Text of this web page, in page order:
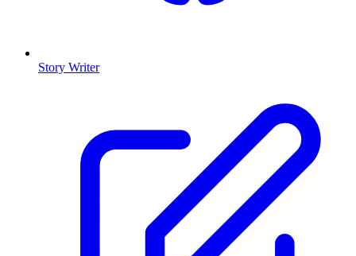
Story Writer